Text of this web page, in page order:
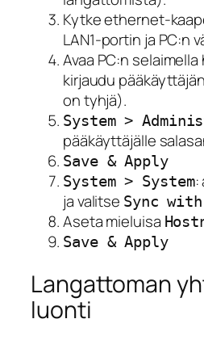
Kytke ethernet-
LAN1-portin ja PC:n
Avaa PC:n selaimella
kirjaudu
on tyhjä).
System >
pääkäyttäjälle
Save & Apply
System > System:
ja valitse Sync
Aseta mieluisa
Save & Apply
Langattoman
luonti